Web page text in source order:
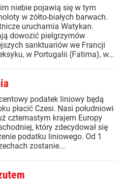
niebie pojawią się w tym
w żółto-białych barwach.
uruchamia Watykan.
dowozić pielgrzymów
sanktuariów we Francji
w Portugalii (Fatima), w...
podatek liniowy będą
płacić Czesi. Nasi południowi
czternastym krajem Europy
który zdecydował się
podatku liniowego. Od 1
zostanie...